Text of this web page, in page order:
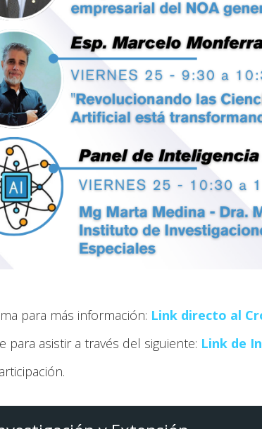
para más información: Link directo al
asistir a través del siguiente: Link de